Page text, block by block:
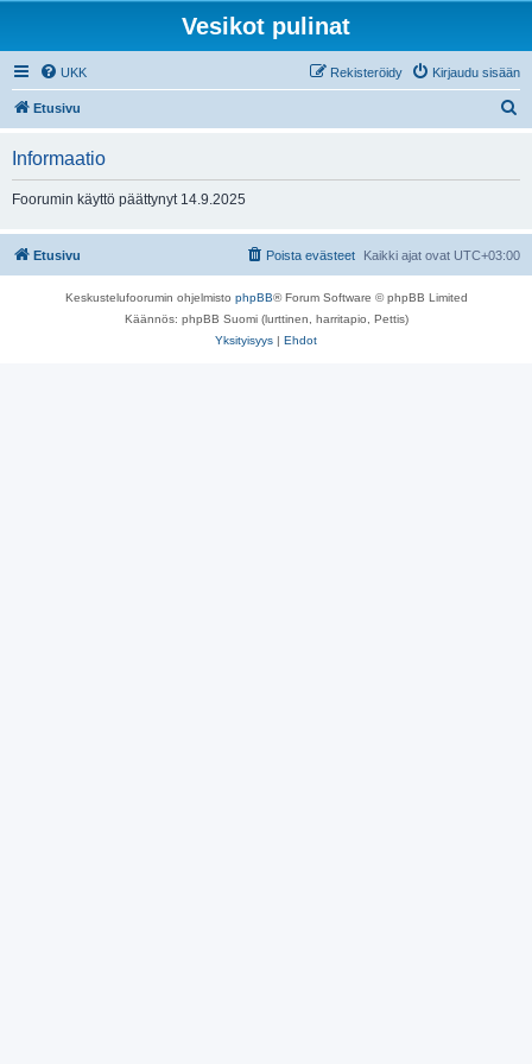
Vesikot pulinat
UKK Kirjaudu sisään
Rekisteröidy
Etusivu
Informaatio
Foorumin käyttö päättynyt 14.9.2025
Etusivu Kaikki ajat ovat UTC+03:00
Poista evästeet
Keskustelufoorumin ohjelmisto phpBB® Forum Software © phpBB Limited
Käännös: phpBB Suomi (lurttinen, harritapio, Pettis)
Yksityisyys | Ehdot